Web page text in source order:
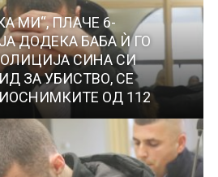
МИ“, ПЛАЧЕ 6-
ДОДЕКА БАБА Ѝ ГО
СИНА СИ
ЗА УБИСТВО, СЕ
ОД 112